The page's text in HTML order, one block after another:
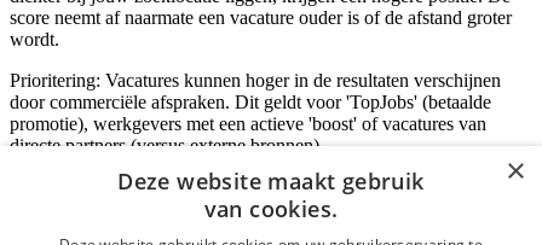
score neemt af naarmate een vacature ouder is of de afstand groter
wordt.
Prioritering: Vacatures kunnen hoger in de resultaten verschijnen
door commerciële afspraken. Dit geldt voor 'TopJobs' (betaalde
promotie), werkgevers met een actieve 'boost' of vacatures van
directe partners (versus externe bronnen).
Inloggen als bedrijf
×
Deze website maakt gebruik
van cookies.